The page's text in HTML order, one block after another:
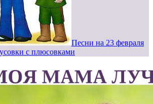
Песни на 23 февраля
с плюсовками